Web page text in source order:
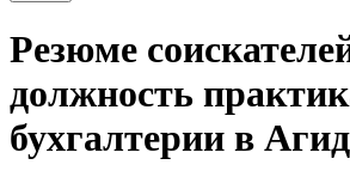
Резюме
должность
бухгалтерии в